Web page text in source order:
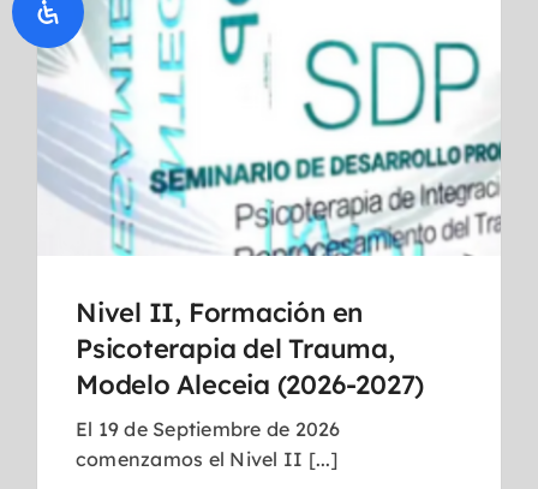
Nivel II, Formación en
Psicoterapia del Trauma,
Modelo Aleceia (2026-2027)
El 19 de Septiembre de 2026
comenzamos el Nivel II [...]